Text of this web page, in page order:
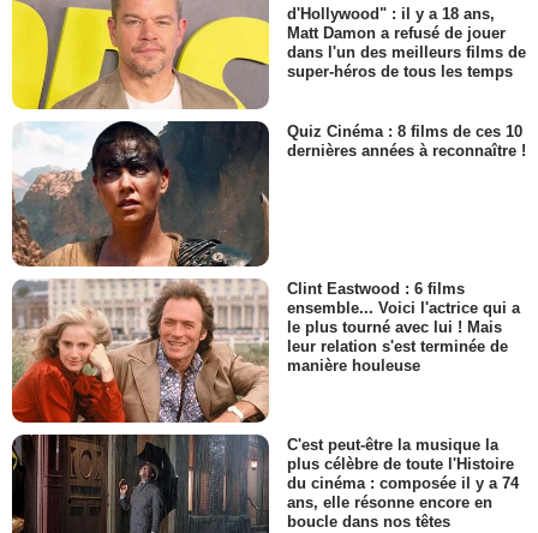
d'Hollywood" : il y a 18 ans,
Matt Damon a refusé de jouer
dans l'un des meilleurs films de
super-héros de tous les temps
Quiz Cinéma : 8 films de ces 10
dernières années à reconnaître !
Clint Eastwood : 6 films
ensemble... Voici l'actrice qui a
le plus tourné avec lui ! Mais
leur relation s'est terminée de
manière houleuse
C'est peut-être la musique la
plus célèbre de toute l'Histoire
du cinéma : composée il y a 74
ans, elle résonne encore en
boucle dans nos têtes